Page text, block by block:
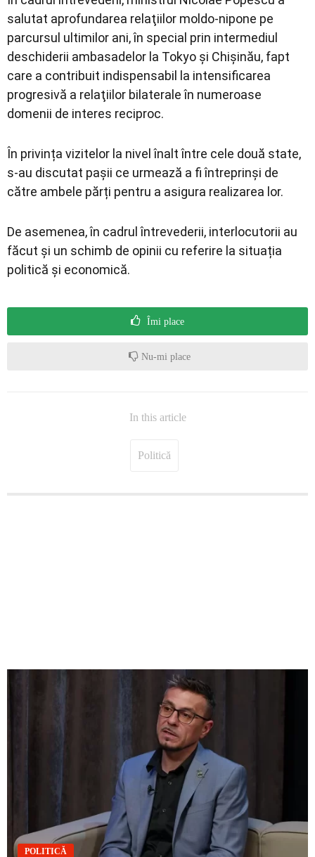
salutat aprofundarea relaţiilor moldo-nipone pe
parcursul ultimilor ani, în special prin intermediul
deschiderii ambasadelor la Tokyo şi Chişinău, fapt
care a contribuit indispensabil la intensificarea
progresivă a relaţiilor bilaterale în numeroase
domenii de interes reciproc.
În privința vizitelor la nivel înalt între cele două state,
s-au discutat pașii ce urmează a fi întreprinși de
către ambele părți pentru a asigura realizarea lor.
De asemenea, în cadrul întrevederii, interlocutorii au
făcut și un schimb de opinii cu referire la situația
politică și economică.
Îmi place
Nu-mi place
In this article
Politică
POLITICĂ